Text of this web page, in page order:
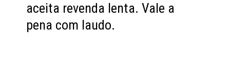
aceita revenda lenta. Vale a
pena com laudo.